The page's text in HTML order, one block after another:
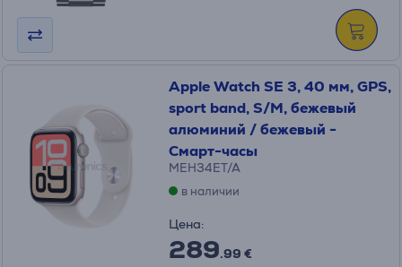
Apple Watch SE 3, 40 мм, GPS,
sport band, S/M, бежевый
алюминий / бежевый -
Смарт-часы
MEH34ET/A
в наличии
Цена:
289.99 €